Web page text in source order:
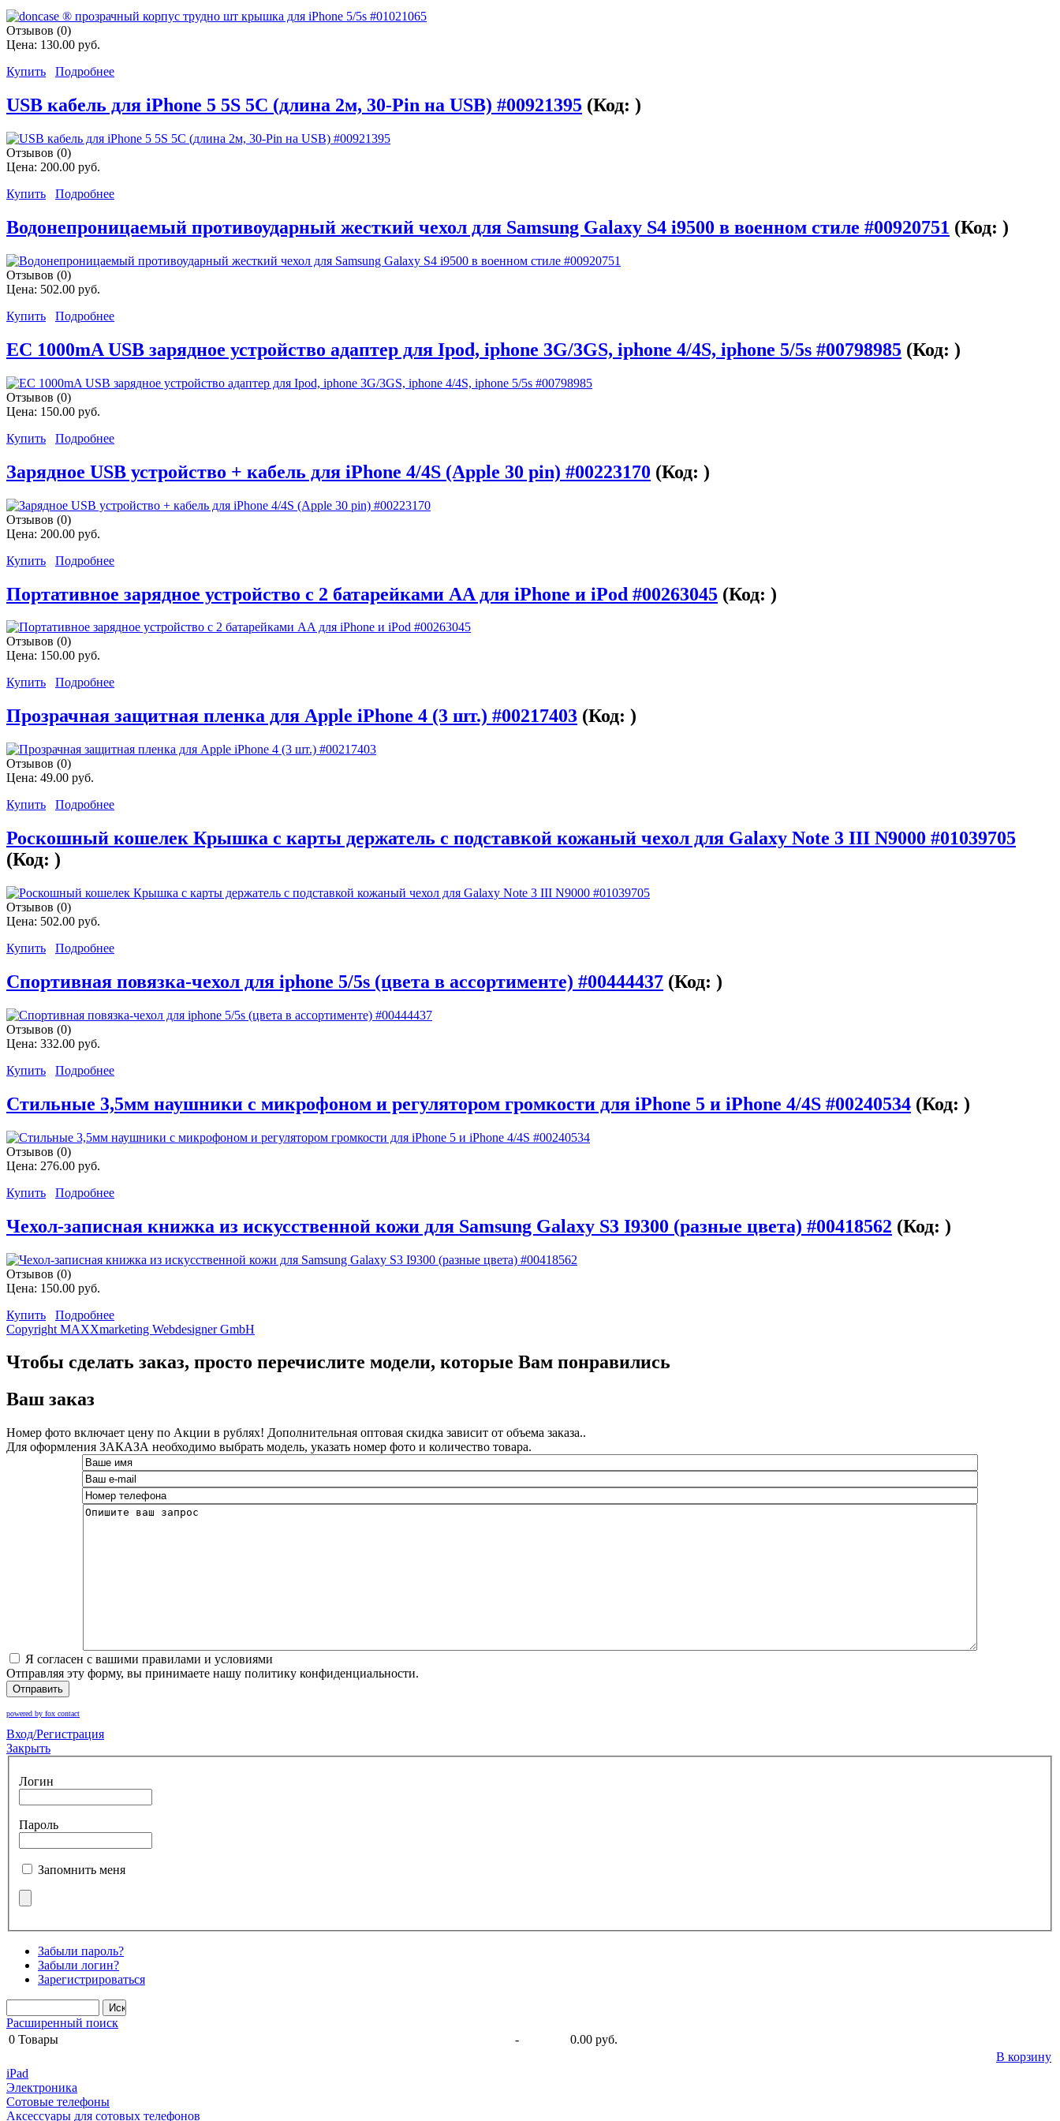
Отзывов (0)
Цена: 130.00 руб.
Купить
Подробнее
USB кабель для iPhone 5 5S 5C (длина 2м, 30-Pin на USB) #00921395 (Код: )
Отзывов (0)
Цена: 200.00 руб.
Купить
Подробнее
Водонепроницаемый противоударный жесткий чехол для Samsung Galaxy S4 i9500 в военном стиле #00920751 (Код: )
Отзывов (0)
Цена: 502.00 руб.
Купить
Подробнее
ЕС 1000mA USB зарядное устройство адаптер для Ipod, iphone 3G/3GS, iphone 4/4S, iphone 5/5s #00798985 (Код: )
Отзывов (0)
Цена: 150.00 руб.
Купить
Подробнее
Зарядное USB устройство + кабель для iPhone 4/4S (Apple 30 pin) #00223170 (Код: )
Отзывов (0)
Цена: 200.00 руб.
Купить
Подробнее
Портативное зарядное устройство с 2 батарейками AA для iPhone и iPod #00263045 (Код: )
Отзывов (0)
Цена: 150.00 руб.
Купить
Подробнее
Прозрачная защитная пленка для Apple iPhone 4 (3 шт.) #00217403 (Код: )
Отзывов (0)
Цена: 49.00 руб.
Купить
Подробнее
Роскошный кошелек Крышка с карты держатель с подставкой кожаный чехол для Galaxy Note 3 III N9000 #01039705
(Код: )
Отзывов (0)
Цена: 502.00 руб.
Купить
Подробнее
Спортивная повязка-чехол для iphone 5/5s (цвета в ассортименте) #00444437 (Код: )
Отзывов (0)
Цена: 332.00 руб.
Купить
Подробнее
Стильные 3,5мм наушники с микрофоном и регулятором громкости для iPhone 5 и iPhone 4/4S #00240534 (Код: )
Отзывов (0)
Цена: 276.00 руб.
Купить
Подробнее
Чехол-записная книжка из искусственной кожи для Samsung Galaxy S3 I9300 (разные цвета) #00418562 (Код: )
Отзывов (0)
Цена: 150.00 руб.
Купить
Подробнее
Copyright MAXXmarketing Webdesigner GmbH
Чтобы сделать заказ, просто перечислите модели, которые Вам понравились
Ваш заказ
Номер фото включает цену по Акции в рублях! Дополнительная оптовая скидка зависит от объема заказа..
Для оформления ЗАКАЗА необходимо выбрать модель, указать номер фото и количество товара.
Я согласен с вашими правилами и условиями
Отправляя эту форму, вы принимаете нашу политику конфиденциальности.
Отправить
powered by fox contact
Вход/Регистрация
Закрыть
Логин
Пароль
Запомнить меня
Забыли пароль?
Забыли логин?
Зарегистрироваться
Расширенный поиск
0 Товары -
0.00 руб.
В корзину
iPad
Электроника
Сотовые телефоны
Аксессуары для сотовых телефонов